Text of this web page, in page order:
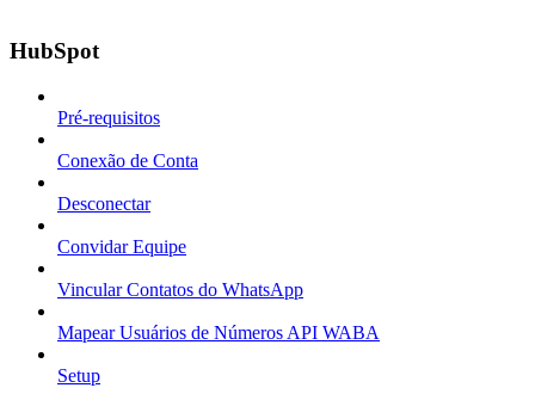
HubSpot
Pré-requisitos
Conexão de Conta
Desconectar
Convidar Equipe
Vincular Contatos do WhatsApp
Mapear Usuários de Números API WABA
Setup